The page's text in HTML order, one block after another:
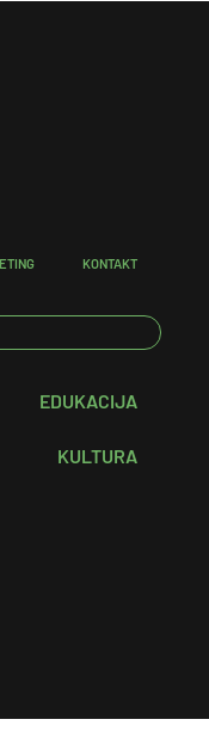
KONTAKT
EDUKACIJA
KULTURA